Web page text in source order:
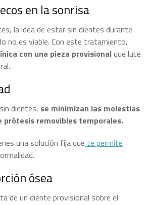
en la sonrisa
la idea de estar sin dientes durante
no es viable. Con este tratamiento,
con una pieza provisionalque luce
dientes, se minimizan las molestias
prótesis removibles temporales.
una solución fija que te permite
ósea
de un diente provisional sobre el